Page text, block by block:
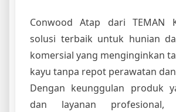
Conwood Atap dari TEMAN
solusi terbaik untuk hunian
komersial yang menginginkan
kayu tanpa repot perawatan
Dengan keunggulan produk
dan layanan